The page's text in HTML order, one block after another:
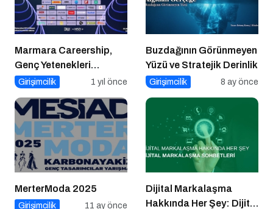
Marmara Careership,
Genç Yetenekleri
Geleceğin İş Dünyasıyla
Girişimcilik 1 yıl önce
Buzdağının Görünmeyen
Yüzü ve Stratejik Derinlik
Girişimcilik 8 ay önce
MerterModa 2025
Girişimcilik 11 ay önce
Dijital Markalaşma
Hakkında Her Şey: Dijital